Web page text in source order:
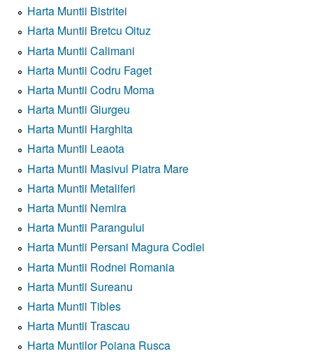
Harta Muntii Bistritei
Harta Muntii Bretcu Oituz
Harta Muntii Calimani
Harta Muntii Codru Faget
Harta Muntii Codru Moma
Harta Muntii Giurgeu
Harta Muntii Harghita
Harta Muntii Leaota
Harta Muntii Masivul Piatra Mare
Harta Muntii Metaliferi
Harta Muntii Nemira
Harta Muntii Parangului
Harta Muntii Persani Magura Codlei
Harta Muntii Rodnei Romania
Harta Muntii Sureanu
Harta Muntii Tibles
Harta Muntii Trascau
Harta Muntilor Poiana Rusca